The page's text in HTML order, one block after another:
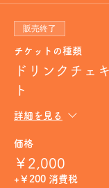
販売終了
チケットの種類
ドリンクチェ
ト
詳細を見る
価格
￥2,000
+￥200 消費税